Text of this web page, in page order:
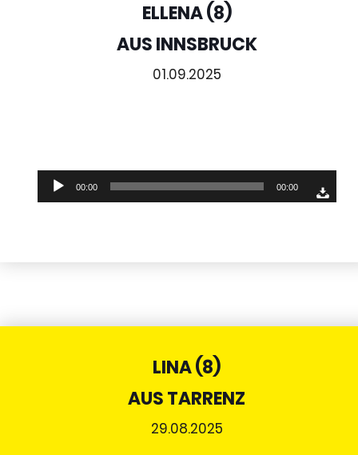
ELLENA (8)
AUS INNSBRUCK
01.09.2025
Audio-
Player
00:00 00:00
LINA (8)
AUS TARRENZ
29.08.2025